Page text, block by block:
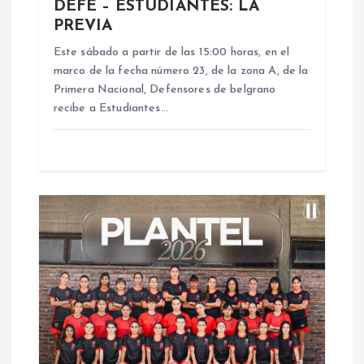
a
d
a
s
DEFE – ESTUDIANTES: LA
PREVIA
Este sábado a partir de las 15:00 horas, en el
marco de la fecha número 23, de la zona A, de la
Primera Nacional, Defensores de belgrano
recibe a Estudiantes…